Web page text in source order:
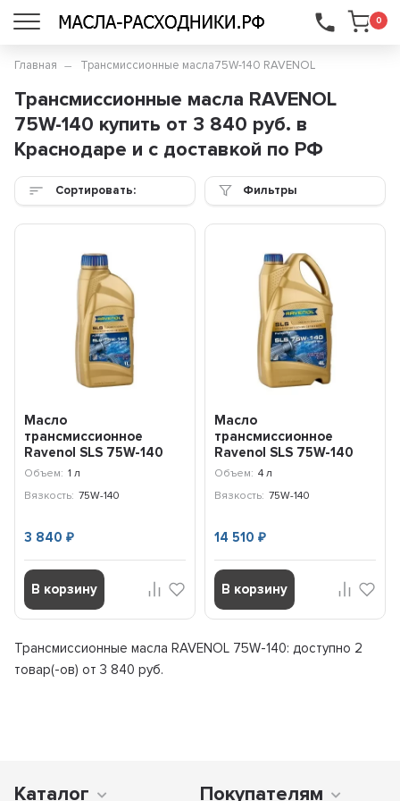
0
...
Главная Трансмиссионные масла75W-140 RAVENOL
Трансмиссионные масла RAVENOL
75W-140 купить от 3 840 руб. в
Краснодаре и с доставкой по РФ
Сортировать: Фильтры
Масло
трансмиссионное
Ravenol SLS 75W-140
(1л) 122111000101999
Объем: 1 л
Вязкость: 75W-140
3 840₽
В корзину
Масло
трансмиссионное
Ravenol SLS 75W-140
(4л) 122111000401999
Объем: 4 л
Вязкость: 75W-140
14 510 ₽
В корзину
Трансмиссионные масла RAVENOL 75W-140: доступно 2
товар(-ов) от 3 840 руб.
Каталог Покупателям